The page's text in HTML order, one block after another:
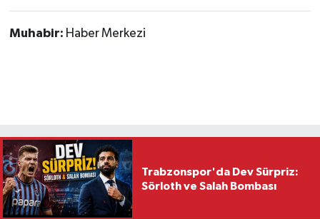
Muhabir: Haber Merkezi
Trabzonspor'da Dev Sürpriz:
Sörloth ve Salah Bombası